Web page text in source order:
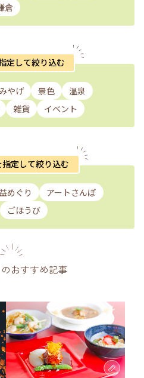
倉
定して絞り込む
やげ 景色
温泉
雑貨 イベント
指定して絞り込む
めぐり
アートさんぽ
ごほうび
のおすすめ記事